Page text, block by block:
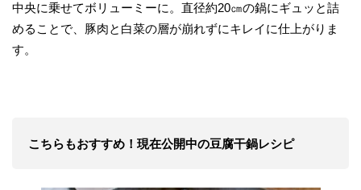
中央に乗せてボリューミーに。直径約20㎝の鍋にギュッと詰
めることで、豚肉と白菜の層が崩れずにキレイに仕上がりま
す。
こちらもおすすめ！現在公開中の豆腐干鍋レシピ